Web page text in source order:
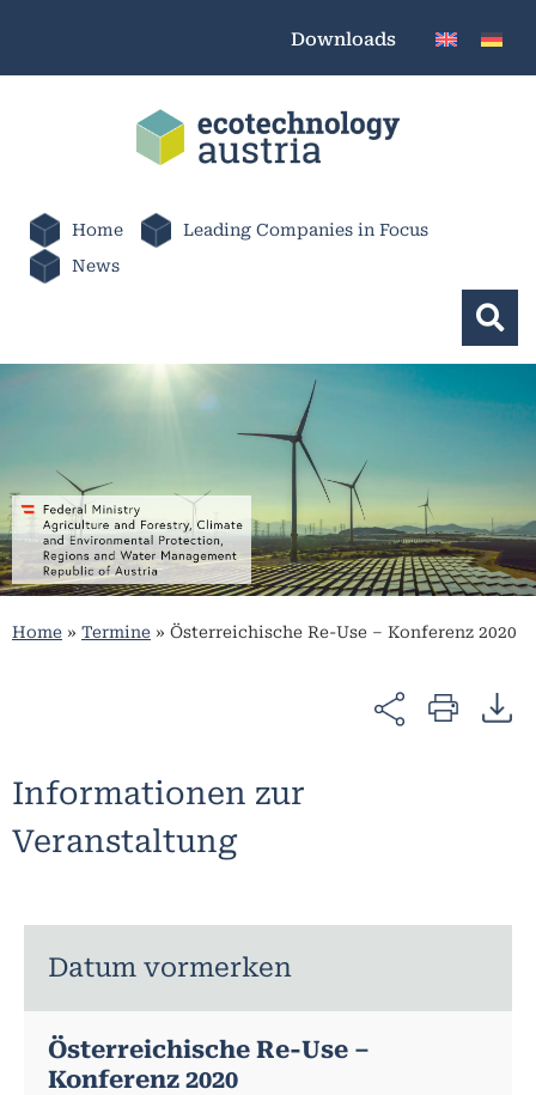
Downloads
Home
Leading Companies in Focus
News
Home » Termine » Österreichische Re-Use – Konferenz 2020
Informationen zur
Veranstaltung
Datum vormerken
Österreichische Re-Use –
Konferenz 2020